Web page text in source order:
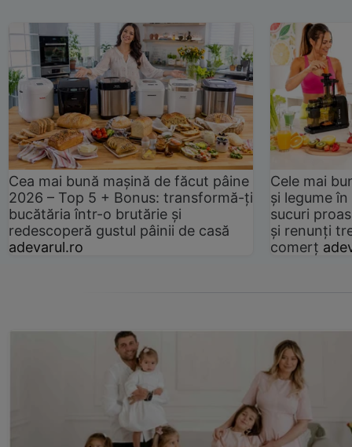
Cea mai bună mașină de făcut pâine
2026 – Top 5 + Bonus: transformă-ți
bucătăria într-o brutărie și
redescoperă gustul pâinii de casă
adevarul.ro
Cele mai
și legume
sucuri
și renunți
comerț